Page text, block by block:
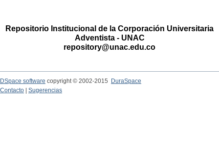
Repositorio Institucional de la Corporación Universitaria
Adventista - UNAC
repository@unac.edu.co
DSpace software copyright © 2002-2015
DuraSpace
Contacto
Sugerencias